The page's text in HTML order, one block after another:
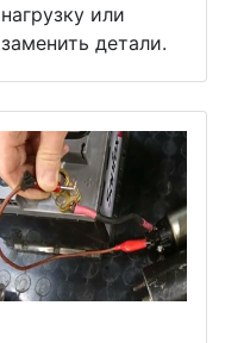
нагрузку или
заменить детали.